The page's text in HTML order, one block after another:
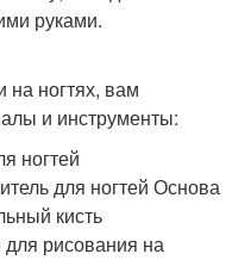
руками.
на ногтях, вам
и инструменты:
ногтей
для ногтей Основа
кисть
рисования на